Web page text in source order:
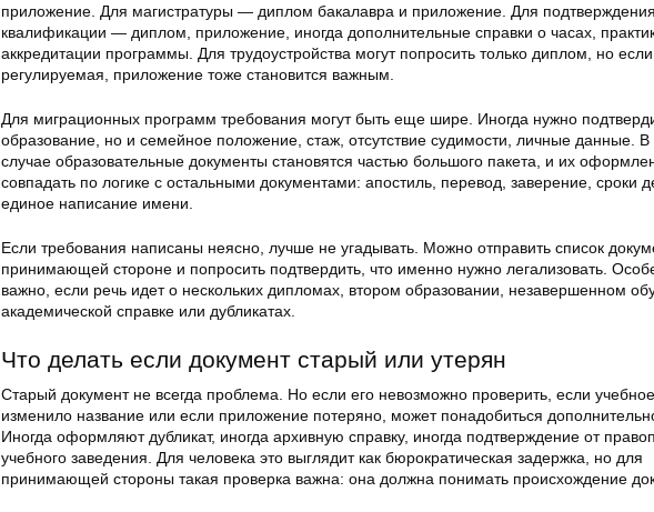
приложение. Для магистратуры — диплом бакалавра и приложение. Для подтверждения
квалификации — диплом, приложение, иногда дополнительные справки о часах,
аккредитации программы. Для трудоустройства могут попросить только диплом, но
регулируемая, приложение тоже становится важным.
Для миграционных программ требования могут быть еще шире. Иногда нужно
образование, но и семейное положение, стаж, отсутствие судимости, личные данные. В
случае образовательные документы становятся частью большого пакета, и их
совпадать по логике с остальными документами: апостиль, перевод, заверение, сроки
единое написание имени.
Если требования написаны неясно, лучше не угадывать. Можно отправить список
принимающей стороне и попросить подтвердить, что именно нужно легализовать.
важно, если речь идет о нескольких дипломах, втором образовании, незавершенном
академической справке или дубликатах.
Что делать если документ старый или утерян
Старый документ не всегда проблема. Но если его невозможно проверить, если
изменило название или если приложение потеряно, может понадобиться
Иногда оформляют дубликат, иногда архивную справку, иногда подтверждение от
учебного заведения. Для человека это выглядит как бюрократическая задержка, но для
принимающей стороны такая проверка важна: она должна понимать происхождение